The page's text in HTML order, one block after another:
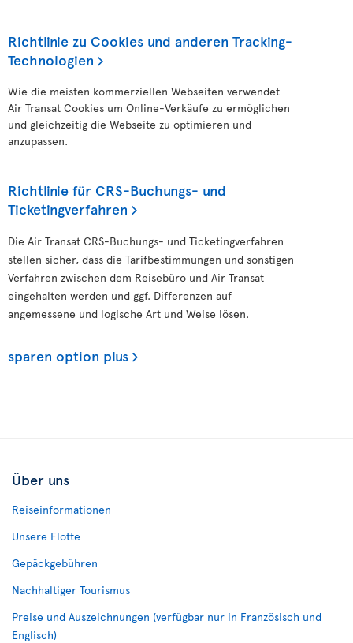
Richtlinie zu Cookies und anderen Tracking-
Technologien
Wie die meisten kommerziellen Webseiten verwendet
Air Transat Cookies um Online-Verkäufe zu ermöglichen
und gleichzeitig die Webseite zu optimieren und
anzupassen.
Richtlinie für CRS-Buchungs- und
Ticketingverfahren
Die Air Transat CRS-Buchungs- und Ticketingverfahren
stellen sicher, dass die Tarifbestimmungen und sonstigen
Verfahren zwischen dem Reisebüro und Air Transat
eingehalten werden und ggf. Differenzen auf
angemessene und logische Art und Weise lösen.
sparen option plus
Über uns
Reiseinformationen
Unsere Flotte
Gepäckgebühren
Nachhaltiger Tourismus
Preise und Auszeichnungen (verfügbar nur in Französisch und
Englisch)